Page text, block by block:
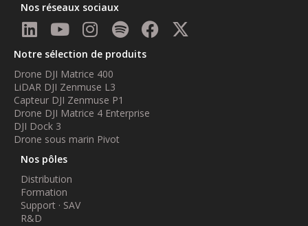
Nos réseaux sociaux
Notre sélection de produits
Drone DJI Matrice 400
LiDAR DJI Zenmuse L3
Capteur DJI Zenmuse P1
Drone DJI Matrice 4 Enterprise
DJI Dock 3
Drone sous marin Pivot
Nos pôles
Distribution
Formation
Support · SAV
R&D